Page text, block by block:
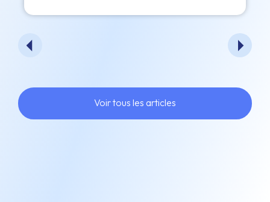
Voir tous les articles